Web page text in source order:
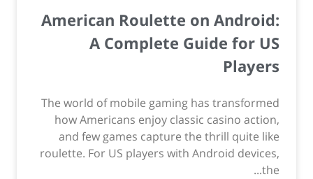
American Roulette on Android:
A Complete Guide for US
Players
The world of mobile gaming has transformed
how Americans enjoy classic casino action,
and few games capture the thrill quite like
roulette. For US players with Android devices,
the...